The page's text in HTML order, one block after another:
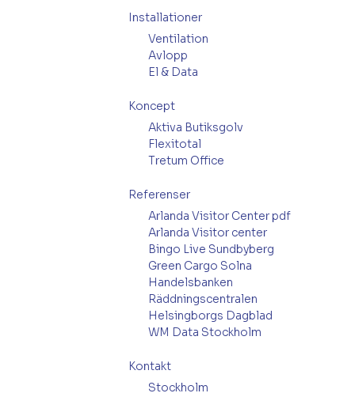
Installationer
Ventilation
Avlopp
El & Data
Koncept
Aktiva Butiksgolv
Flexitotal
Tretum Office
Referenser
Arlanda Visitor Center pdf
Arlanda Visitor center
Bingo Live Sundbyberg
Green Cargo Solna
Handelsbanken
Räddningscentralen
Helsingborgs Dagblad
WM Data Stockholm
Kontakt
Stockholm